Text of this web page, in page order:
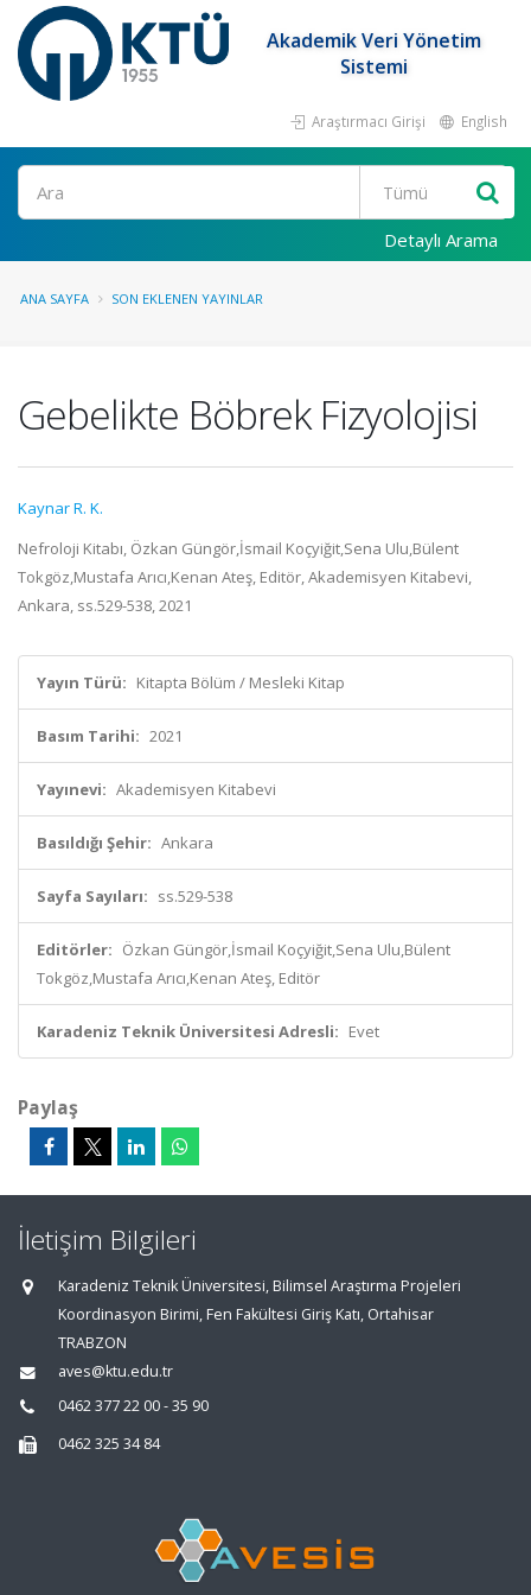
Akademik Veri Yönetim
Sistemi
Araştırmacı Girişi English
Ara
Detaylı Arama
ANA SAYFA SON EKLENEN YAYINLAR
Gebelikte Böbrek Fizyolojisi
Kaynar R. K.
Nefroloji Kitabı, Özkan Güngör,İsmail Koçyiğit,Sena Ulu,Bülent
Tokgöz,Mustafa Arıcı,Kenan Ateş, Editör, Akademisyen Kitabevi,
Ankara, ss.529-538, 2021
Yayın Türü: Kitapta Bölüm / Mesleki Kitap
Basım Tarihi: 2021
Yayınevi: Akademisyen Kitabevi
Basıldığı Şehir: Ankara
Sayfa Sayıları: ss.529-538
Editörler: Özkan Güngör,İsmail Koçyiğit,Sena Ulu,Bülent
Tokgöz,Mustafa Arıcı,Kenan Ateş, Editör
Karadeniz Teknik Üniversitesi Adresli: Evet
Paylaş
İletişim Bilgileri
Karadeniz Teknik Üniversitesi, Bilimsel Araştırma Projeleri
Koordinasyon Birimi, Fen Fakültesi Giriş Katı, Ortahisar
TRABZON
aves@ktu.edu.tr
0462 377 22 00 - 35 90
0462 325 34 84